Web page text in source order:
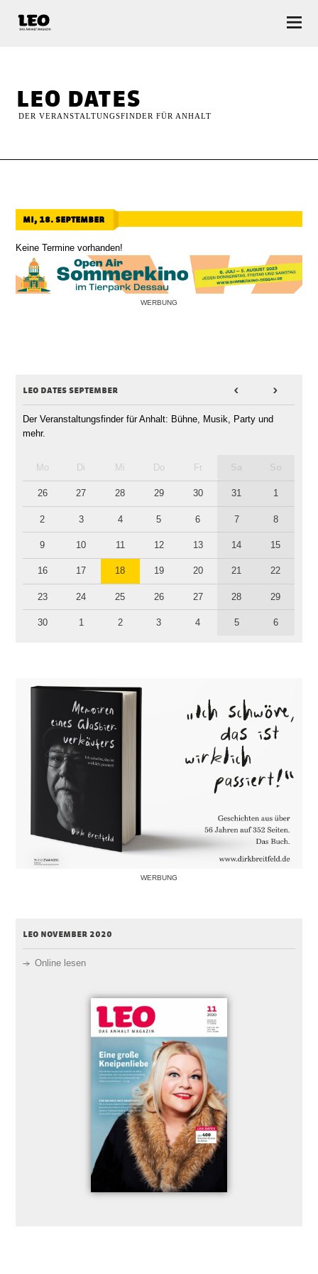
leo dates
DER VERANSTALTUNGSFINDER FÜR ANHALT
mi, 18. september
Keine Termine vorhanden!
WERBUNG
leo dates september < >
Der Veranstaltungsfinder für Anhalt: Bühne, Musik, Party und
mehr.
Mo Di Mi Do Fr
26 27 28 29 30 31 1
2 3 4 5 6 7 8
9 10 11 12 13 14 15
16 17 18 19 20 21 22
23 24 25 26 27 28 29
30 1 2 3 4 5 6
WERBUNG
leo november 2020
Online lesen